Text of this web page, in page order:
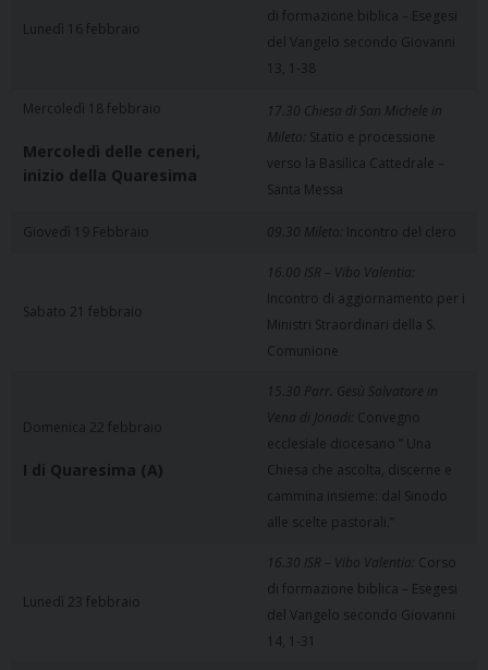
Lunedì 16 febbraio
di formazione biblica – Esegesi
del Vangelo secondo Giovanni
13, 1-38
Mercoledì 18 febbraio
Mercoledì delle ceneri,
inizio della Quaresima
17.30 Chiesa di San Michele in
Mileto: Statio e processione
verso la Basilica Cattedrale –
Santa Messa
Giovedì 19 Febbraio 09.30 Mileto: Incontro del clero
Sabato 21 febbraio
16.00 ISR – Vibo Valentia:
Incontro di aggiornamento per i
Ministri Straordinari della S.
Comunione
Domenica 22 febbraio
I di Quaresima (A)
15.30 Parr. Gesù Salvatore in
Vena di Jonadi: Convegno
ecclesiale diocesano ” Una
Chiesa che ascolta, discerne e
cammina insieme: dal Sinodo
alle scelte pastorali.”
Lunedì 23 febbraio
16.30 ISR – Vibo Valentia: Corso
di formazione biblica – Esegesi
del Vangelo secondo Giovanni
14, 1-31